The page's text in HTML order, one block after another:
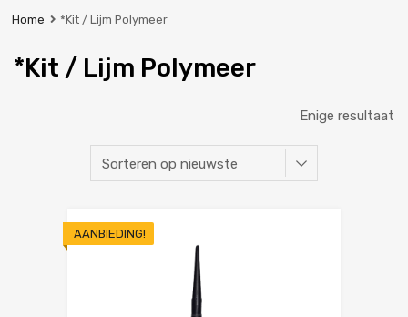
Home *Kit / Lijm Polymeer
*Kit / Lijm Polymeer
Enige resultaat
AANBIEDING!